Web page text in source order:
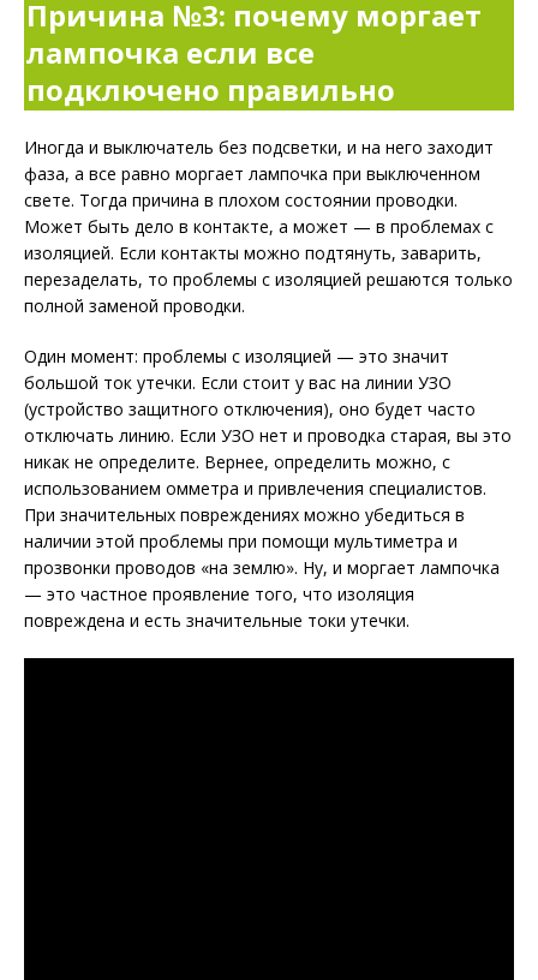
Причина №3: почему моргает
лампочка если все
подключено правильно
Иногда и выключатель без подсветки, и на него заходит
фаза, а все равно моргает лампочка при выключенном
свете. Тогда причина в плохом состоянии проводки.
Может быть дело в контакте, а может — в проблемах с
изоляцией. Если контакты можно подтянуть, заварить,
перезаделать, то проблемы с изоляцией решаются только
полной заменой проводки.
Один момент: проблемы с изоляцией — это значит
большой ток утечки. Если стоит у вас на линии УЗО
(устройство защитного отключения), оно будет часто
отключать линию. Если УЗО нет и проводка старая, вы это
никак не определите. Вернее, определить можно, с
использованием омметра и привлечения специалистов.
При значительных повреждениях можно убедиться в
наличии этой проблемы при помощи мультиметра и
прозвонки проводов «на землю». Ну, и моргает лампочка
— это частное проявление того, что изоляция
повреждена и есть значительные токи утечки.